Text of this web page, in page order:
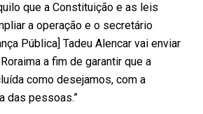
que a Constituição e as leis
a operação e o secretário
Pública] Tadeu Alencar vai enviar
a fim de garantir que a
como desejamos, com a
das pessoas.”